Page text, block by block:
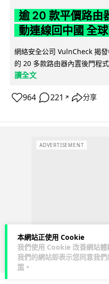
本網站正使用 Cookie
我們使用 Cookie 改善網站體
我們的網站即表示您同意我們
策 。
逾 20 款平價路由
動連線回中國 全
網絡安全公司 VulnCheck 揭
的 20 多款路由器內置後門程
讀全文
964 221 ↗ 分享
ADVERTISEMENT